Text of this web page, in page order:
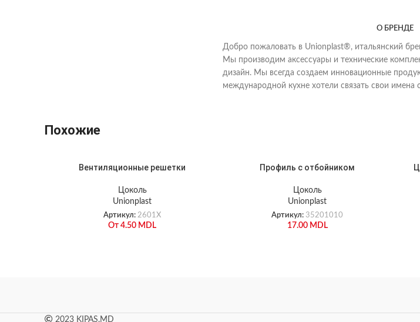
О БРЕНДЕ
Добро пожаловать в Unionplast®, итальянский
Мы производим аксессуары и технические
дизайн. Мы всегда создаем инновационные
международной кухне хотели связать свои имена
Похожие
Вентиляционные решетки
Цоколь
Unionplast
Артикул: 2601X
От 4.50 MDL
Профиль с отбойником
Цоколь
Unionplast
Артикул: 35201010
17.00 MDL
2023 KIPAS.MD